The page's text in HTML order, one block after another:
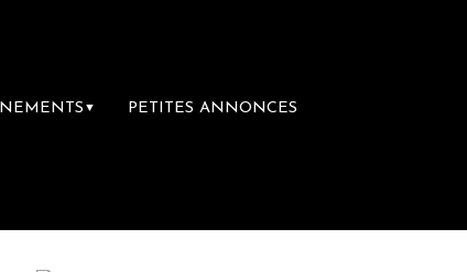
▼ PETITES ANNONCES